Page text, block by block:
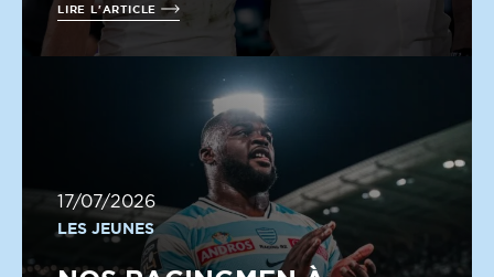
LIRE L'ARTICLE
17/07/2026
LES JEUNES